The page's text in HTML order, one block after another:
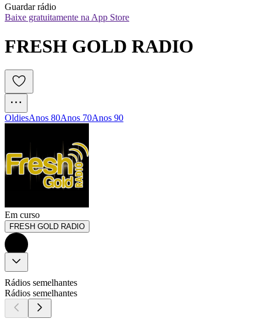
Guardar rádio
Baixe gratuitamente na App Store
FRESH GOLD RADIO
OldiesAnos 80Anos 70Anos 90
Em curso
FRESH GOLD RADIO
Rádios semelhantes
Rádios semelhantes